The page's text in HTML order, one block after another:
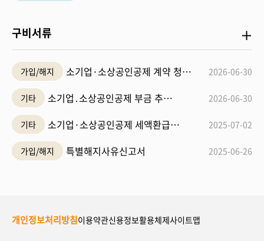
구비서류
구
비
류
더
기
가입/해지 소기업·소상공인공제 계약 청약서(`26.7.1 시행) 2026-06-30
기타 소기업․소상공인공제 부금 추가납입 신청서 2026-06-30
기타 소기업·소상공인공제 세액환급 신청서 2025-07-02
가입/해지 특별해지사유신고서 2025-06-26
개인정보처리방침이용약관신용정보활용체제사이트맵